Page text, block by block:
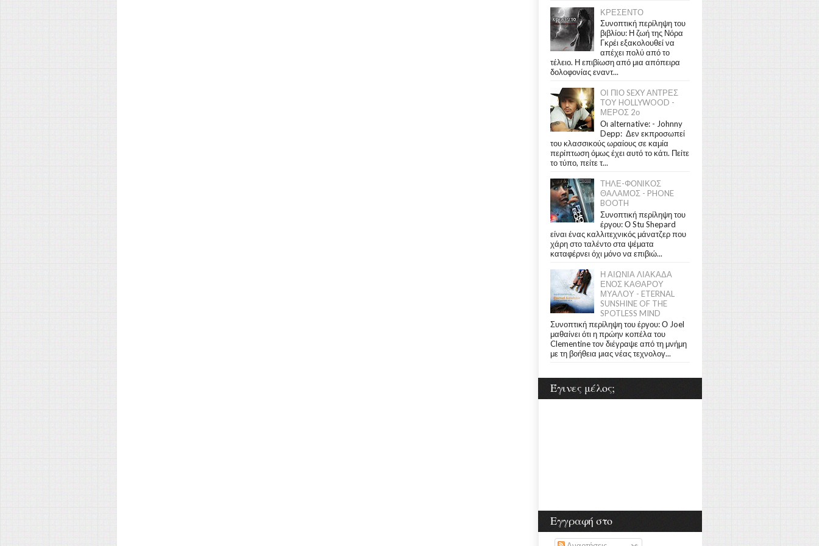
ΚΡΕΣΕΝΤΟ
Συνοπτική περίληψη του
βιβλίου: Η ζωή της Νόρα
Γκρέι εξακολουθεί να
απέχει πολύ από το
τέλειο. Η επιβίωση από μια απόπειρα
δολοφονίας εναντ...
ΟΙ ΠΙΟ SEXY ΑΝΤΡΕΣ
ΤΟΥ HOLLYWOOD -
ΜΕΡΟΣ 2ο
Οι alternative: - Johnny
Depp: Δεν εκπροσωπεί
του κλασσικούς ωραίους σε καμία
περίπτωση όμως έχει αυτό το κάτι. Πείτε
το τύπο, πείτε τ...
ΤΗΛΕ-ΦΟΝΙΚΟΣ
ΘΑΛΑΜΟΣ - PHONE
BOOTH
Συνοπτική περίληψη του
έργου: Ο Stu Shepard
είναι ένας καλλιτεχνικός μάνατζερ που
χάρη στο ταλέντο στα ψέματα
καταφέρνει όχι μόνο να επιβιώ...
Η ΑΙΩΝΙΑ ΛΙΑΚΑΔΑ
ΕΝΟΣ ΚΑΘΑΡΟΥ
ΜΥΑΛΟΥ - ETERNAL
SUNSHINE OF THE
SPOTLESS MIND
Συνοπτική περίληψη του έργου: Ο Joel
μαθαίνει ότι η πρώην κοπέλα του
Clementine τον διέγραψε από τη μνήμη
με τη βοήθεια μιας νέας τεχνολογ...
Έγινες μέλος;
Εγγραφή στο